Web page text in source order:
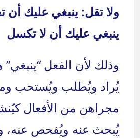
ولا تقل: ينبغي عليك أن
ينبغي عليك أن لا تكسل
وذلك لأن الفعل
يُراد ويُطلب ويُستحب
مجراهن من الأفعال
يُبحث عنه ويُفحص عنه،